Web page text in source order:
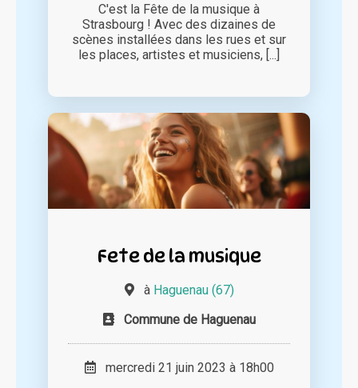
C'est la Fête de la musique à
Strasbourg ! Avec des dizaines de
scènes installées dans les rues et sur
les places, artistes et musiciens, [...]
Fete de la musique
à Haguenau (67)
Commune de Haguenau
mercredi 21 juin 2023 à 18h00